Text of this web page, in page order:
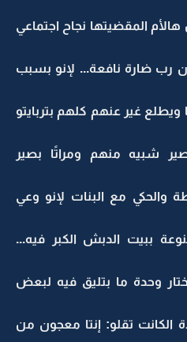
المقضيتها نجاح اجتماعي
رب ضارة نافعة... لإنو بسبب
غير عنهم كلهم بتربايتو
شبيه منهم ومراتًا بصير
والحكي مع البنات لإنو وعي
ببيت الدبش الكبر فيه...
وحدة ما بتليق فيه لبعض
الكانت تقلو: إنتا معجون من